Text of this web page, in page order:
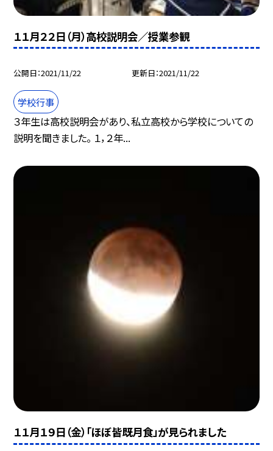
１１月２２日（月）高校説明会／授業参観
公開日 2021/11/22 更新日 2021/11/22
学校行事
３年生は高校説明会があり、私立高校から学校についての
説明を聞きました。 １，２年...
１１月１９日（金）「ほぼ皆既月食」が見られました